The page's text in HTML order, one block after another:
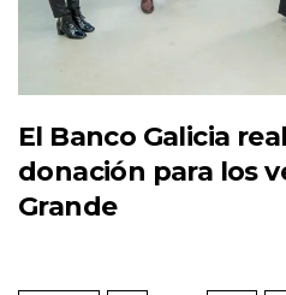
El Banco Galicia
donación para los
Grande